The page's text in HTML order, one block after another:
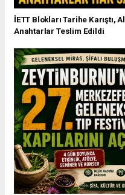
İETT Blokları Tarihe Karıştı,
Anahtarlar Teslim Edildi